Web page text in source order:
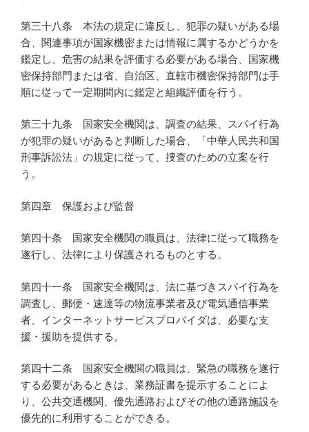
第三十八条 本法の規定に違反し、犯罪の疑いがある場
合、関連事項が国家機密または情報に属するかどうかを
鑑定し、危害の結果を評価する必要がある場合、国家機
密保持部門または省、自治区、直轄市機密保持部門は手
順に従って一定期間内に鑑定と組織評価を行う。
第三十九条 国家安全機関は、調査の結果、スパイ行為
が犯罪の疑いがあると判断した場合、「中華人民共和国
刑事訴訟法」の規定に従って、捜査のための立案を行
う。
第四章 保護および監督
第四十条 国家安全機関の職員は、法律に従って職務を
遂行し、法律により保護されるものとする。
第四十一条 国家安全機関は、法に基づきスパイ行為を
調査し、郵便・速達等の物流事業者及び電気通信事業
者、インターネットサービスプロバイダは、必要な支
援・援助を提供する。
第四十二条 国家安全機関の職員は、緊急の職務を遂行
する必要があるときは、業務証書を提示することによ
り、公共交通機関、優先通路およびその他の通路施設を
優先的に利用することができる。